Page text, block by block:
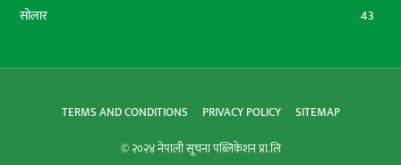
सोलार
43
TERMS AND CONDITIONS PRIVACY POLICY
SITEMAP
© २०२४ नेपाली सूचना पब्लिकेशन प्रा.लि